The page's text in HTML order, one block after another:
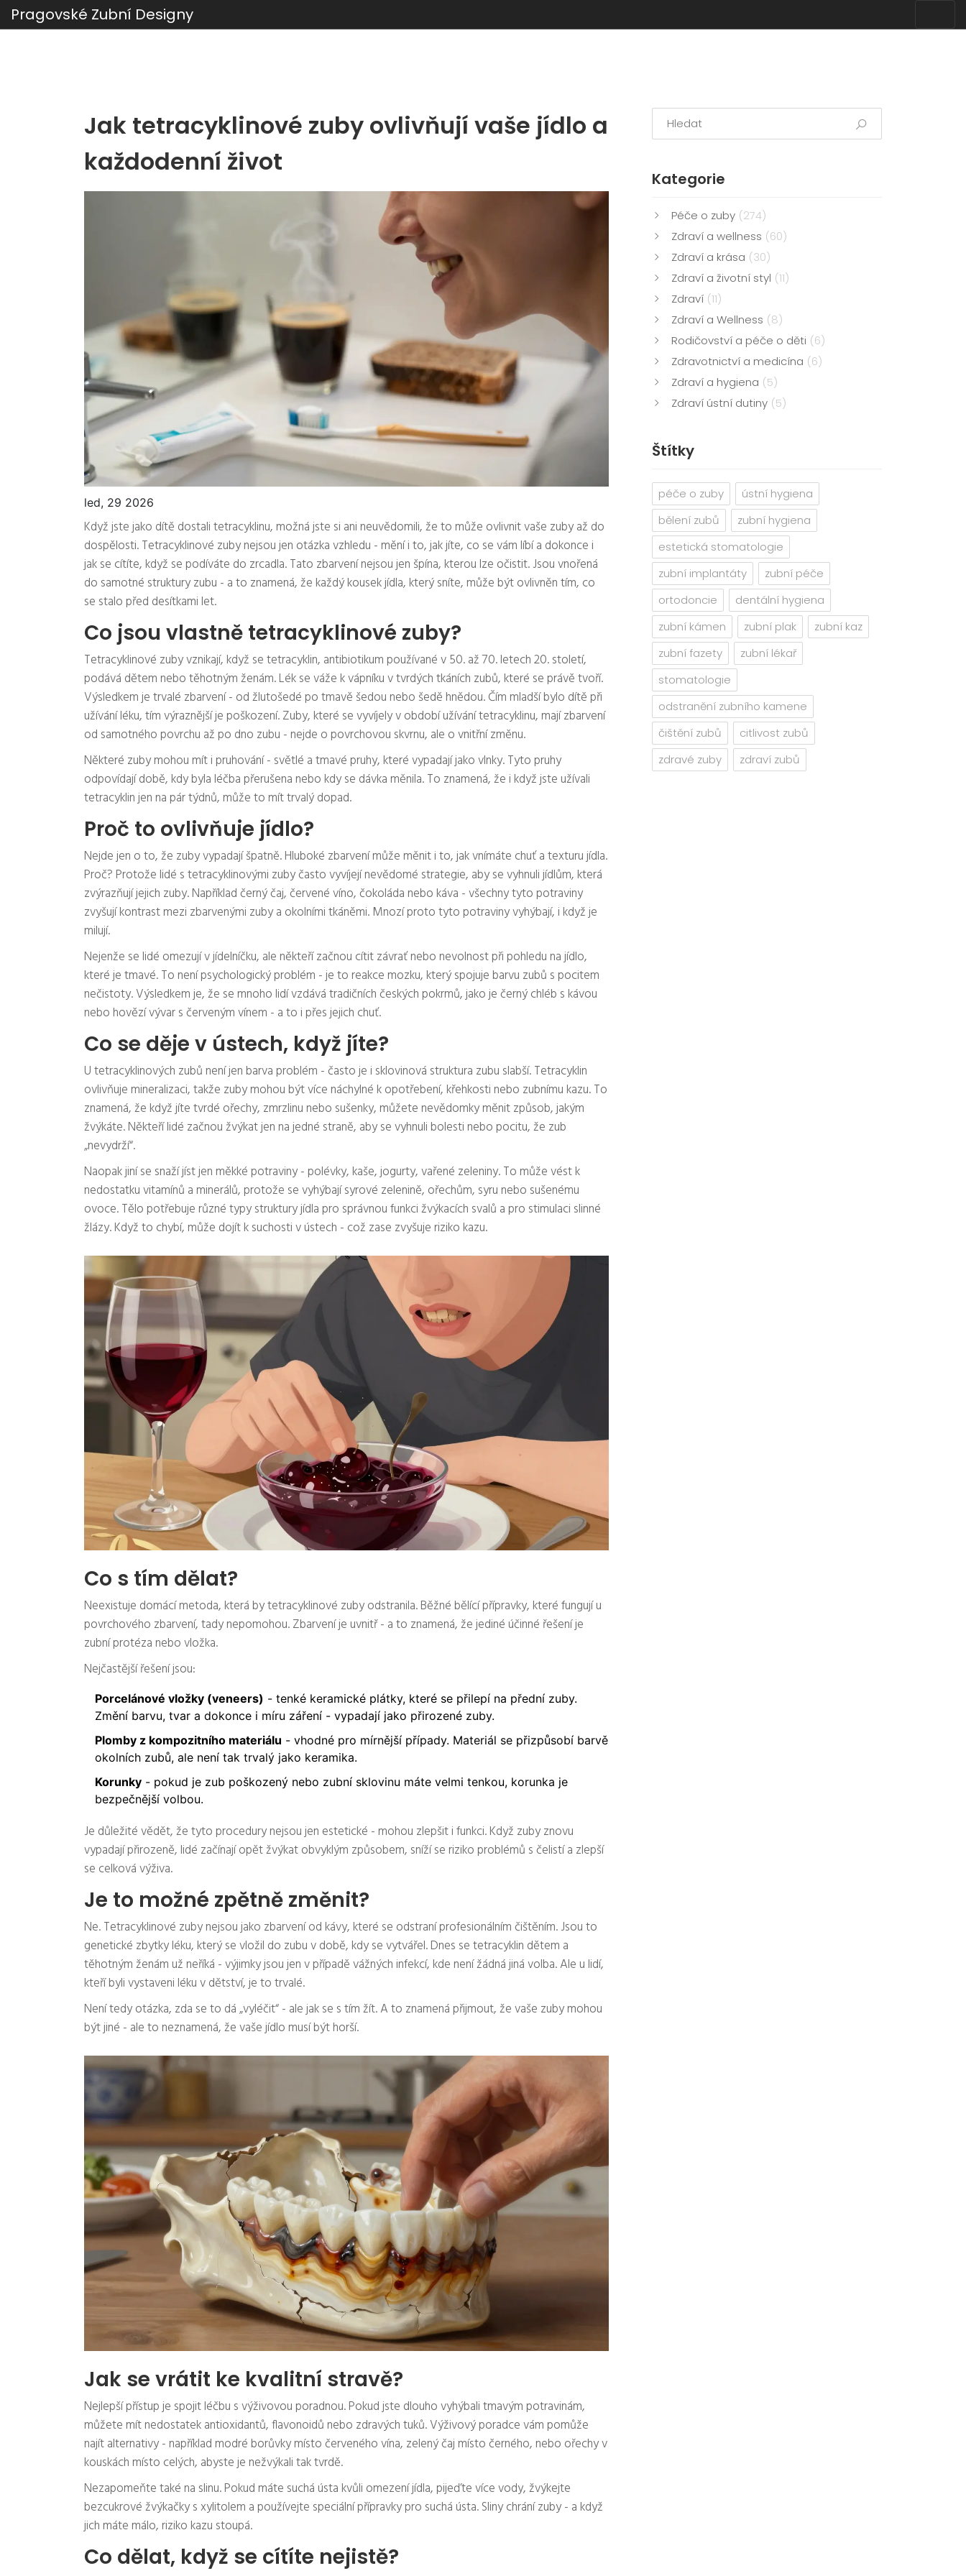
Pragovské Zubní Designy
Jak tetracyklinové zuby ovlivňují vaše jídlo a
každodenní život
led, 29 2026
Když jste jako dítě dostali tetracyklinu, možná jste si ani neuvědomili, že to může ovlivnit vaše zuby až do
dospělosti. Tetracyklinové zuby nejsou jen otázka vzhledu - mění i to, jak jíte, co se vám líbí a dokonce i
jak se cítíte, když se podíváte do zrcadla. Tato zbarvení nejsou jen špína, kterou lze očistit. Jsou vnořená
do samotné struktury zubu - a to znamená, že každý kousek jídla, který sníte, může být ovlivněn tím, co
se stalo před desítkami let.
Co jsou vlastně tetracyklinové zuby?
Tetracyklinové zuby vznikají, když se tetracyklin, antibiotikum používané v 50. až 70. letech 20. století,
podává dětem nebo těhotným ženám. Lék se váže k vápníku v tvrdých tkáních zubů, které se právě tvoří.
Výsledkem je trvalé zbarvení - od žlutošedé po tmavě šedou nebo šedě hnědou. Čím mladší bylo dítě při
užívání léku, tím výraznější je poškození. Zuby, které se vyvíjely v období užívání tetracyklinu, mají zbarvení
od samotného povrchu až po dno zubu - nejde o povrchovou skvrnu, ale o vnitřní změnu.
Některé zuby mohou mít i pruhování - světlé a tmavé pruhy, které vypadají jako vlnky. Tyto pruhy
odpovídají době, kdy byla léčba přerušena nebo kdy se dávka měnila. To znamená, že i když jste užívali
tetracyklin jen na pár týdnů, může to mít trvalý dopad.
Proč to ovlivňuje jídlo?
Nejde jen o to, že zuby vypadají špatně. Hluboké zbarvení může měnit i to, jak vnímáte chuť a texturu jídla.
Proč? Protože lidé s tetracyklinovými zuby často vyvíjejí nevědomé strategie, aby se vyhnuli jídlům, která
zvýrazňují jejich zuby. Například černý čaj, červené víno, čokoláda nebo káva - všechny tyto potraviny
zvyšují kontrast mezi zbarvenými zuby a okolními tkáněmi. Mnozí proto tyto potraviny vyhýbají, i když je
milují.
Nejenže se lidé omezují v jídelníčku, ale někteří začnou cítit závrať nebo nevolnost při pohledu na jídlo,
které je tmavé. To není psychologický problém - je to reakce mozku, který spojuje barvu zubů s pocitem
nečistoty. Výsledkem je, že se mnoho lidí vzdává tradičních českých pokrmů, jako je černý chléb s kávou
nebo hovězí vývar s červeným vínem - a to i přes jejich chuť.
Co se děje v ústech, když jíte?
U tetracyklinových zubů není jen barva problém - často je i sklovinová struktura zubu slabší. Tetracyklin
ovlivňuje mineralizaci, takže zuby mohou být více náchylné k opotřebení, křehkosti nebo zubnímu kazu. To
znamená, že když jíte tvrdé ořechy, zmrzlinu nebo sušenky, můžete nevědomky měnit způsob, jakým
žvýkáte. Někteří lidé začnou žvýkat jen na jedné straně, aby se vyhnuli bolesti nebo pocitu, že zub
„nevydrží“.
Naopak jiní se snaží jíst jen měkké potraviny - polévky, kaše, jogurty, vařené zeleniny. To může vést k
nedostatku vitamínů a minerálů, protože se vyhýbají syrové zelenině, ořechům, syru nebo sušenému
ovoce. Tělo potřebuje různé typy struktury jídla pro správnou funkci žvýkacích svalů a pro stimulaci slinné
žlázy. Když to chybí, může dojít k suchosti v ústech - což zase zvyšuje riziko kazu.
Co s tím dělat?
Neexistuje domácí metoda, která by tetracyklinové zuby odstranila. Běžné bělící přípravky, které fungují u
povrchového zbarvení, tady nepomohou. Zbarvení je uvnitř - a to znamená, že jediné účinné řešení je
zubní protéza nebo vložka.
Nejčastější řešení jsou:
Porcelánové vložky (veneers) - tenké keramické plátky, které se přilepí na přední zuby.
Změní barvu, tvar a dokonce i míru záření - vypadají jako přirozené zuby.
Plomby z kompozitního materiálu - vhodné pro mírnější případy. Materiál se přizpůsobí barvě
okolních zubů, ale není tak trvalý jako keramika.
Korunky - pokud je zub poškozený nebo zubní sklovinu máte velmi tenkou, korunka je
bezpečnější volbou.
Je důležité vědět, že tyto procedury nejsou jen estetické - mohou zlepšit i funkci. Když zuby znovu
vypadají přirozeně, lidé začínají opět žvýkat obvyklým způsobem, sníží se riziko problémů s čelistí a zlepší
se celková výživa.
Je to možné zpětně změnit?
Ne. Tetracyklinové zuby nejsou jako zbarvení od kávy, které se odstraní profesionálním čištěním. Jsou to
genetické zbytky léku, který se vložil do zubu v době, kdy se vytvářel. Dnes se tetracyklin dětem a
těhotným ženám už neříká - výjimky jsou jen v případě vážných infekcí, kde není žádná jiná volba. Ale u lidí,
kteří byli vystaveni léku v dětství, je to trvalé.
Není tedy otázka, zda se to dá „vyléčit“ - ale jak se s tím žít. A to znamená přijmout, že vaše zuby mohou
být jiné - ale to neznamená, že vaše jídlo musí být horší.
Jak se vrátit ke kvalitní stravě?
Nejlepší přístup je spojit léčbu s výživovou poradnou. Pokud jste dlouho vyhýbali tmavým potravinám,
můžete mít nedostatek antioxidantů, flavonoidů nebo zdravých tuků. Výživový poradce vám pomůže
najít alternativy - například modré borůvky místo červeného vína, zelený čaj místo černého, nebo ořechy v
kouskách místo celých, abyste je nežvýkali tak tvrdě.
Nezapomeňte také na slinu. Pokud máte suchá ústa kvůli omezení jídla, pijeďte více vody, žvýkejte
bezcukrové žvýkačky s xylitolem a používejte speciální přípravky pro suchá ústa. Sliny chrání zuby - a když
jich máte málo, riziko kazu stoupá.
Co dělat, když se cítíte nejistě?
Kategorie
Péče o zuby (274)
Zdraví a wellness (60)
Zdraví a krása (30)
Zdraví a životní styl (11)
Zdraví (11)
Zdraví a Wellness (8)
Rodičovství a péče o děti (6)
Zdravotnictví a medicína (6)
Zdraví a hygiena (5)
Zdraví ústní dutiny (5)
Štítky
péče o zuby
ústní hygiena
bělení zubů
zubní hygiena
estetická stomatologie
zubní implantáty
zubní péče
ortodoncie
dentální hygiena
zubní kámen
zubní plak
zubní kaz
zubní fazety
zubní lékař
stomatologie
odstranění zubního kamene
čištění zubů
citlivost zubů
zdravé zuby
zdraví zubů